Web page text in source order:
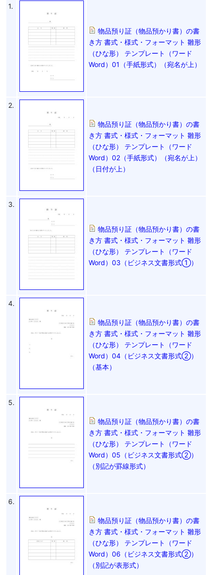
1.
物品預り証（物品預かり書）の書
き方 書式・様式・フォーマット 雛形
（ひな形） テンプレート（ワード
Word）01（手紙形式）（宛名が上）
2.
物品預り証（物品預かり書）の書
き方 書式・様式・フォーマット 雛形
（ひな形） テンプレート（ワード
Word）02（手紙形式）（宛名が上）
（日付が上）
3.
物品預り証（物品預かり書）の書
き方 書式・様式・フォーマット 雛形
（ひな形） テンプレート（ワード
Word）03（ビジネス文書形式①）
4.
物品預り証（物品預かり書）の書
き方 書式・様式・フォーマット 雛形
（ひな形） テンプレート（ワード
Word）04（ビジネス文書形式②）
（基本）
5.
物品預り証（物品預かり書）の書
き方 書式・様式・フォーマット 雛形
（ひな形） テンプレート（ワード
Word）05（ビジネス文書形式②）
（別記が罫線形式）
6.
物品預り証（物品預かり書）の書
き方 書式・様式・フォーマット 雛形
（ひな形） テンプレート（ワード
Word）06（ビジネス文書形式②）
（別記が表形式）